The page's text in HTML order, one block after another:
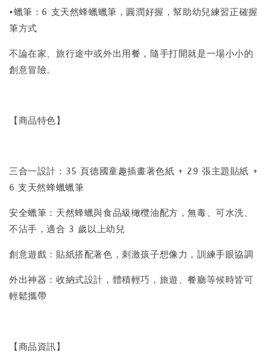
•蠟筆：6 支天然蜂蠟蠟筆，圓潤好握，幫助幼兒練習正確握
筆方式
不論在家、旅行途中或外出用餐，隨手打開就是一場小小的
創意冒險。
【商品特色】
三合一設計：35 頁德國童趣插畫著色紙 + 29 張主題貼紙 +
6 支天然蜂蠟蠟筆
安全蠟筆：天然蜂蠟與食品級橄欖油配方，無毒、可水洗、
不沾手，適合 3 歲以上幼兒
創意遊戲：貼紙搭配著色，刺激孩子想像力，訓練手眼協調
外出神器：收納式設計，體積輕巧，旅遊、餐廳等候時皆可
輕鬆攜帶
【商品資訊】